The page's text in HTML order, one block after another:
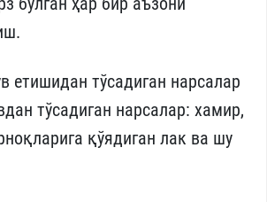
етишидан тўсадиган нарсалар
тўсадиган нарсалар: хамир,
қўядиган лак ва шу